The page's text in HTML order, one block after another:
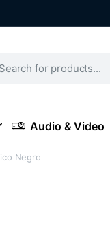
Audio & Video
Negro